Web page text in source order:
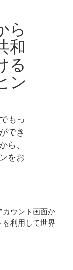
ら
和
る
ン
もっ
でき
ら、
をお
ウント画面か
利用して世界